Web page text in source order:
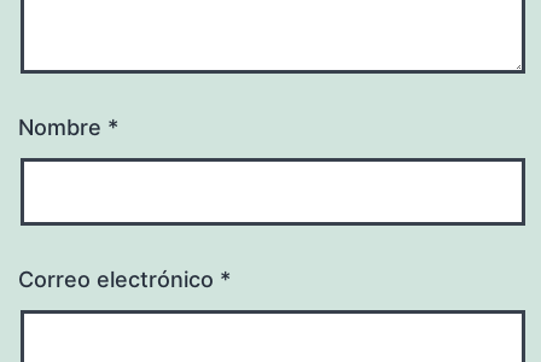
Nombre *
Correo electrónico *